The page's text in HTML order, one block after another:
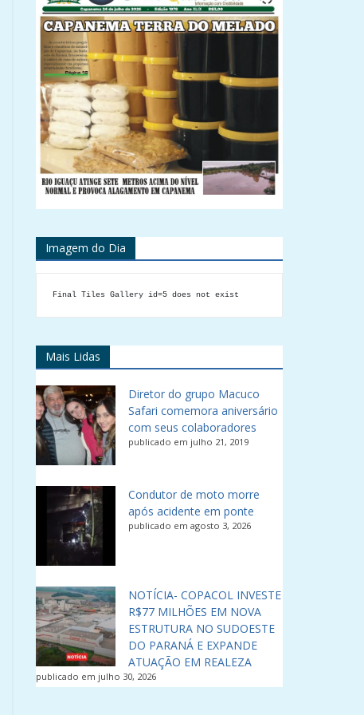
Imagem do Dia
Final Tiles Gallery id=5 does not exist
Mais Lidas
Diretor do grupo Macuco
Safari comemora aniversário
com seus colaboradores
publicado em julho 21, 2019
Condutor de moto morre
após acidente em ponte
publicado em agosto 3, 2026
NOTÍCIA- COPACOL INVESTE
R$77 MILHÕES EM NOVA
ESTRUTURA NO SUDOESTE
DO PARANÁ E EXPANDE
ATUAÇÃO EM REALEZA
publicado em julho 30, 2026